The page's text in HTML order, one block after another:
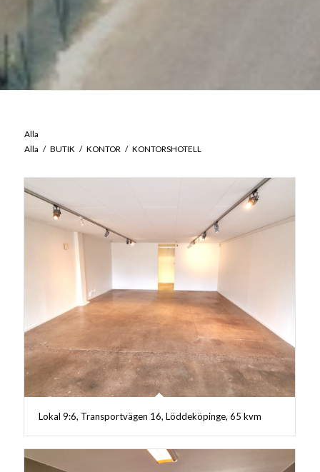
Alla
Alla / BUTIK / KONTOR / KONTORSHOTELL
Lokal 9:6, Transportvägen 16, Löddeköpinge, 65 kvm